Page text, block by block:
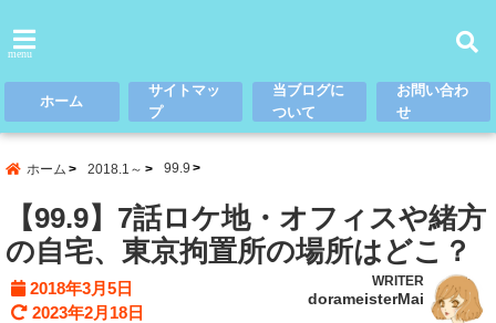
menu
ホーム
サイトマッ
プ
当ブログに
ついて
お問い合わ
せ
ホーム 2018.1～ 99.9
【99.9】7話ロケ地・オフィスや緒方
の自宅、東京拘置所の場所はどこ？
2018年3月5日
2023年2月18日
WRITER
dorameisterMai